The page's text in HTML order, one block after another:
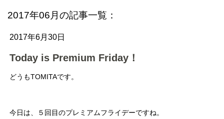
2017年06月の記事一覧：
2017年6月30日
Today is Premium Friday！
どうもTOMITAです。
今日は、５回目のプレミアムフライデーですね。